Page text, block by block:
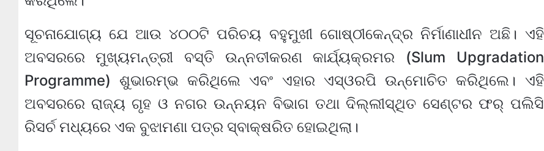
ସୂଚନାଯୋଗ୍ୟ ଯେ ଆଉ ୪୦୦ଟି ପରିଚୟ ବହୁମୁଖୀ ଗୋଷ୍ଠୀକେନ୍ଦ୍ର ନିର୍ମାଣାଧୀନ ଅଛି। ଏହି
ଅବସରରେ ମୁଖ୍ୟମନ୍ତ୍ରୀ ବସ୍ତି ଉନ୍ନତୀକରଣ କାର୍ଯ୍ୟକ୍ରମର (Slum Upgradation
Programme) ଶୁଭାରମ୍ଭ କରିଥିଲେ ଏବଂ ଏହାର ଏସ୍ଓରପି ଉନ୍ମୋଚିତ କରିଥିଲେ। ଏହି
ଅବସରରେ ରାଜ୍ୟ ଗୃହ ଓ ନଗର ଉନ୍ନୟନ ବିଭାଗ ତଥା ଦିଲ୍ଲୀସ୍ଥିତ ସେଣ୍ଟର ଫର୍ ପଲିସି
ରିସର୍ଚ ମଧ୍ୟରେ ଏକ ବୁଝାମଣା ପତ୍ର ସ୍ବାକ୍ଷରିତ ହୋଇଥିଲା।